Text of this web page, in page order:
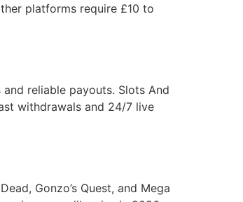
platforms require £10 to
reliable payouts. Slots And
withdrawals and 24/7 live
Gonzo’s Quest, and Mega